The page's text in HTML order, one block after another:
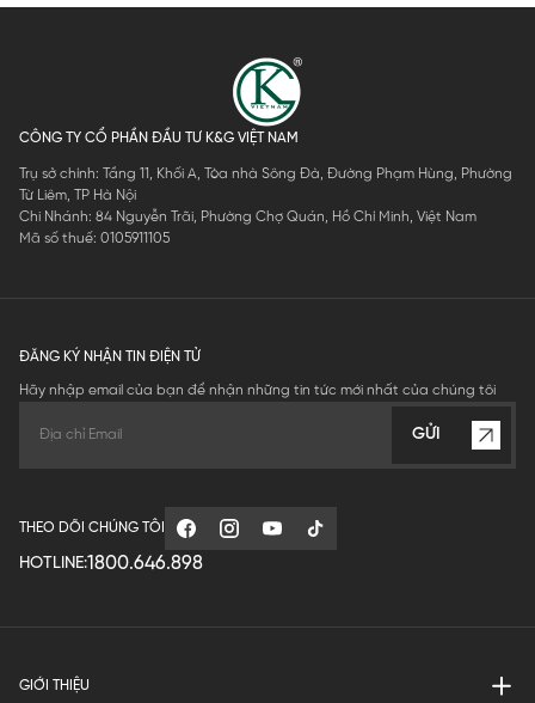
CÔNG TY CỔ PHẦN ĐẦU TƯ K&G VIỆT NAM
Trụ sở chính: Tầng 11, Khối A, Tòa nhà Sông Đà, Đường Phạm Hùng, Phường
Từ Liêm, TP Hà Nội
Chi Nhánh: 84 Nguyễn Trãi, Phường Chợ Quán, Hồ Chí Minh, Việt Nam
Mã số thuế: 0105911105
ĐĂNG KÝ NHẬN TIN ĐIỆN TỬ
Hãy nhập email của bạn để nhận những tin tức mới nhất của chúng tôi
GỬI
THEO DÕI CHÚNG TÔI
HOTLINE:1800.646.898
GIỚI THIỆU